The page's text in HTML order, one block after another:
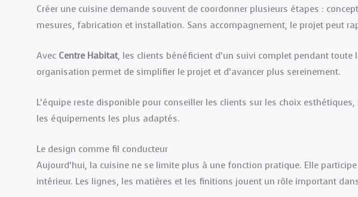
Créer une cuisine demande souvent de coordonner plusieurs étapes :
mesures, fabrication et installation. Sans accompagnement, le projet peut
Avec Centre Habitat, les clients bénéficient d’un suivi complet pendant toute
organisation permet de simplifier le projet et d’avancer plus sereinement.
L’équipe reste disponible pour conseiller les clients sur les choix
les équipements les plus adaptés.
Le design comme fil conducteur
Aujourd’hui, la cuisine ne se limite plus à une fonction pratique. Elle
intérieur. Les lignes, les matières et les finitions jouent un rôle important